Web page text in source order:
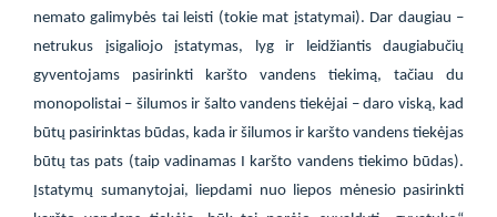
nemato galimybės tai leisti (tokie mat įstatymai). Dar daugiau –
netrukus įsigaliojo įstatymas, lyg ir leidžiantis daugiabučių
gyventojams pasirinkti karšto vandens tiekimą, tačiau du
monopolistai – šilumos ir šalto vandens tiekėjai – daro viską, kad
būtų pasirinktas būdas, kada ir šilumos ir karšto vandens tiekėjas
būtų tas pats (taip vadinamas I karšto vandens tiekimo būdas).
Įstatymų sumanytojai, liepdami nuo liepos mėnesio pasirinkti